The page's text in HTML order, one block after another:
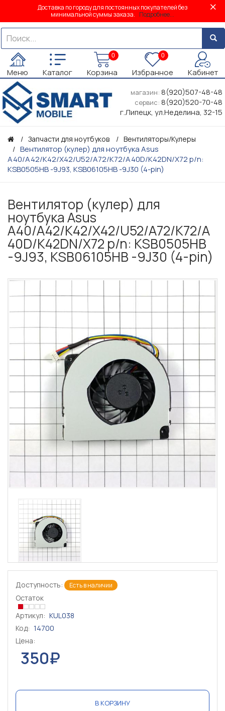
Доставка по городу для постоянных покупателей без
минимальной суммы заказа. Подробнее...
Меню Каталог
0
Корзина
0
Избранное Кабинет
магазин: 8(920)507-48-48
сервис: 8(920)520-70-48
г.Липецк, ул.Неделина, 32-15
Запчасти для ноутбуков Вентиляторы/Кулеры
Вентилятор (кулер) для ноутбука Asus
A40/A42/K42/X42/U52/A72/K72/A40D/K42DN/X72 p/n:
KSB0505HB -9J93, KSB06105HB -9J30 (4-pin)
Вентилятор (кулер) для
ноутбука Asus
A40/A42/K42/X42/U52/A72/K72/A
40D/K42DN/X72 p/n: KSB0505HB
-9J93, KSB06105HB -9J30 (4-pin)
Доступность: Есть в наличии
Остаток
Артикул: KUL038
Код: 14700
Цена:
350₽
В КОРЗИНУ